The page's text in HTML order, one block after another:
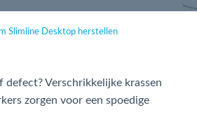
Slimline Desktop herstellen
defect? Verschrikkelijke krassen
zorgen voor een spoedige